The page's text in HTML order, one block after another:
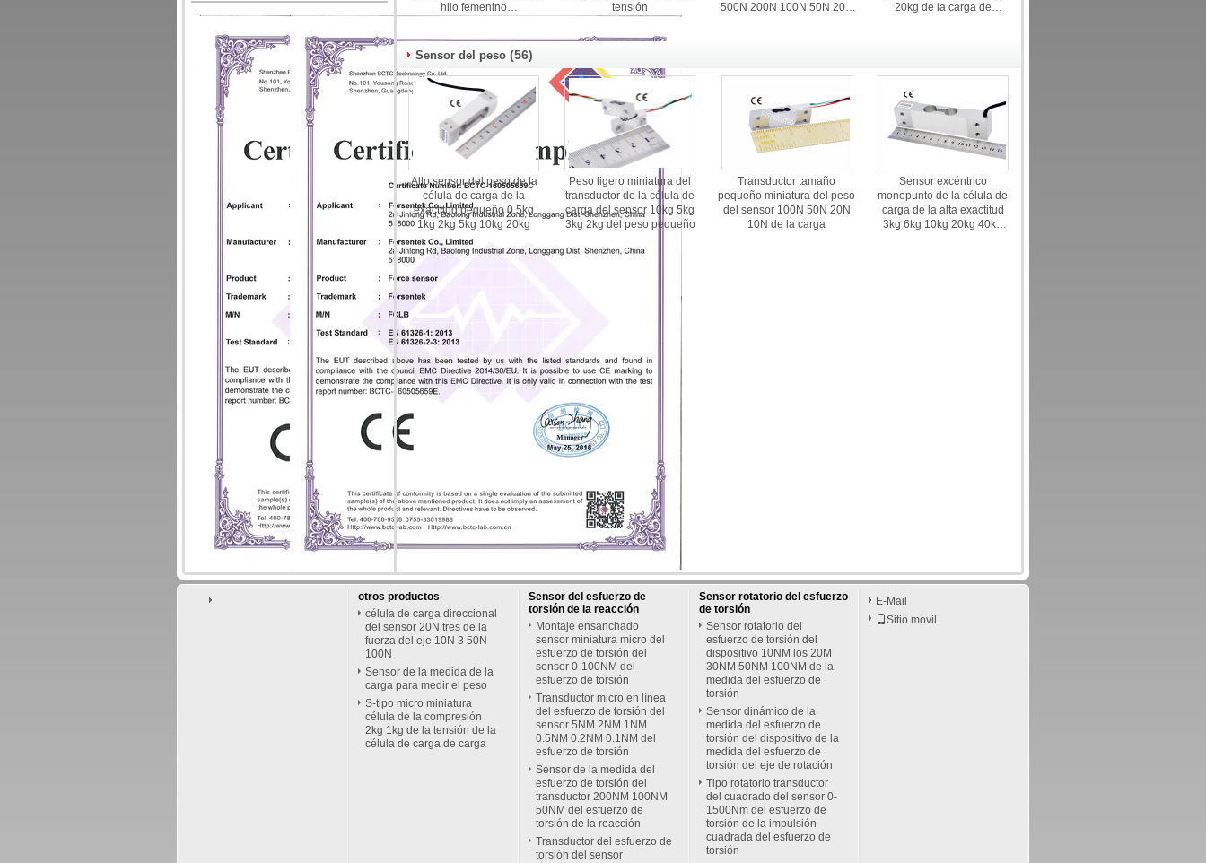
hilo femenino
tensión
500N 200N 100N 50N 20N
20kg de la carga de
Sensor del peso (56)
Alto sensor del peso de la
célula de carga de la
exactitud pequeño 0.5kg
1kg 2kg 5kg 10kg 20kg
Peso ligero miniatura del
transductor de la célula de
carga del sensor 10kg 5kg
3kg 2kg del peso pequeño
Transductor tamaño
pequeño miniatura del peso
del sensor 100N 50N 20N
10N de la carga
Sensor excéntrico
monopunto de la célula de
carga de la alta exactitud
3kg 6kg 10kg 20kg 40kg
otros productos
célula de carga direccional
del sensor 20N tres de la
fuerza del eje 10N 3 50N
100N
Sensor de la medida de la
carga para medir el peso
S-tipo micro miniatura
célula de la compresión
2kg 1kg de la tensión de la
célula de carga de carga
Sensor del esfuerzo de
torsión de la reacción
Montaje ensanchado
sensor miniatura micro del
esfuerzo de torsión del
sensor 0-100NM del
esfuerzo de torsión
Transductor micro en línea
del esfuerzo de torsión del
sensor 5NM 2NM 1NM
0.5NM 0.2NM 0.1NM del
esfuerzo de torsión
Sensor de la medida del
esfuerzo de torsión del
transductor 200NM 100NM
50NM del esfuerzo de
torsión de la reacción
Transductor del esfuerzo de
torsión del sensor
Sensor rotatorio del esfuerzo
de torsión
Sensor rotatorio del
esfuerzo de torsión del
dispositivo 10NM los 20M
30NM 50NM 100NM de la
medida del esfuerzo de
torsión
Sensor dinámico de la
medida del esfuerzo de
torsión del dispositivo de la
medida del esfuerzo de
torsión del eje de rotación
Tipo rotatorio transductor
del cuadrado del sensor 0-
1500Nm del esfuerzo de
torsión de la impulsión
cuadrada del esfuerzo de
torsión
E-Mail
Sitio movil